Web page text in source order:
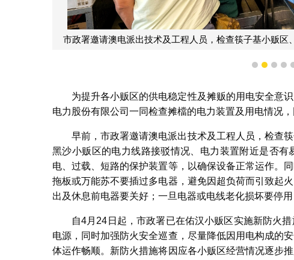
市政署邀请澳电派出技术及工程人员，检查筷子基小贩区
1 2 3 4
为提升各小贩区的供电稳定性及摊贩的用电安全意
电力股份有限公司一同检查摊檔的电力装置及用电情况
早前，市政署邀请澳电派出技术及工程人员，检查
黑沙小贩区的电力线路接驳情况、电力装置附近是否
电、过载、短路的保护装置等，以确保设备正常运作。
拖板或万能苏不要插过多电器，避免因超负荷而引致起
出及休息前电器要关好；一旦电器或电线老化损坏要停
自4月24日起，市政署已在佑汉小贩区实施新防火
电源，同时加强防火安全巡查，尽量降低因用电构成的
体运作畅顺。新防火措施将因应各小贩区经营情况逐步